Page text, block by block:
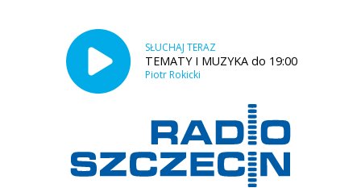
SŁUCHAJ TERAZ
TEMATY I MUZYKA do 19:00
Piotr Rokicki